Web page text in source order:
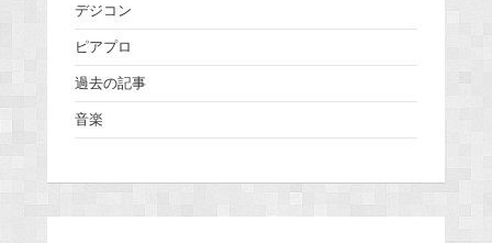
デジコン
ピアプロ
過去の記事
音楽